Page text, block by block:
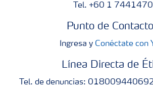
Tel. +60 1 7441470
Punto de
Ingresa y Conéctate con
Línea Directa de
Tel. de denuncias: